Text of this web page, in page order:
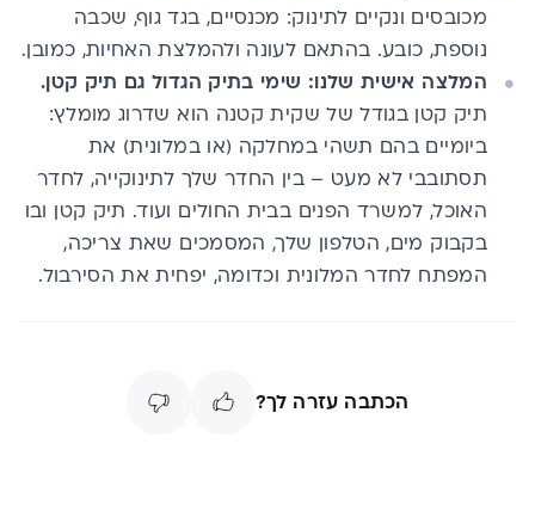
מכובסים ונקיים לתינוק: מכנסיים, בגד גוף, שכבה
נוספת, כובע. בהתאם לעונה ולהמלצת האחיות, כמובן.
המלצה אישית שלנו: שימי בתיק הגדול גם תיק קטן.
תיק קטן בגודל של שקית קטנה הוא שדרוג מומלץ:
ביומיים בהם תשהי במחלקה (או במלונית) את
תסתובבי לא מעט – בין החדר שלך לתינוקייה, לחדר
האוכל, למשרד הפנים בבית החולים ועוד. תיק קטן ובו
בקבוק מים, הטלפון שלך, המסמכים שאת צריכה,
המפתח לחדר המלונית וכדומה, יפחית את הסירבול.
הכתבה עזרה לך?